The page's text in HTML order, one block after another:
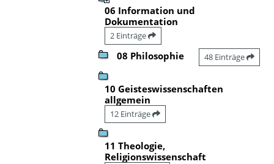
06 Information und
Dokumentation
2 Einträge
08 Philosophie 48 Einträge
10 Geisteswissenschaften
allgemein
12 Einträge
11 Theologie,
Religionswissenschaft